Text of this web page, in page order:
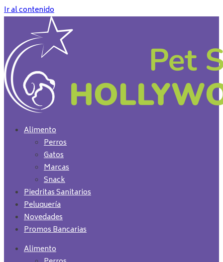
Ir al contenido
Alimento
Perros
Gatos
Marcas
Snack
Piedritas Sanitarios
Peluquería
Novedades
Promos Bancarias
Alimento